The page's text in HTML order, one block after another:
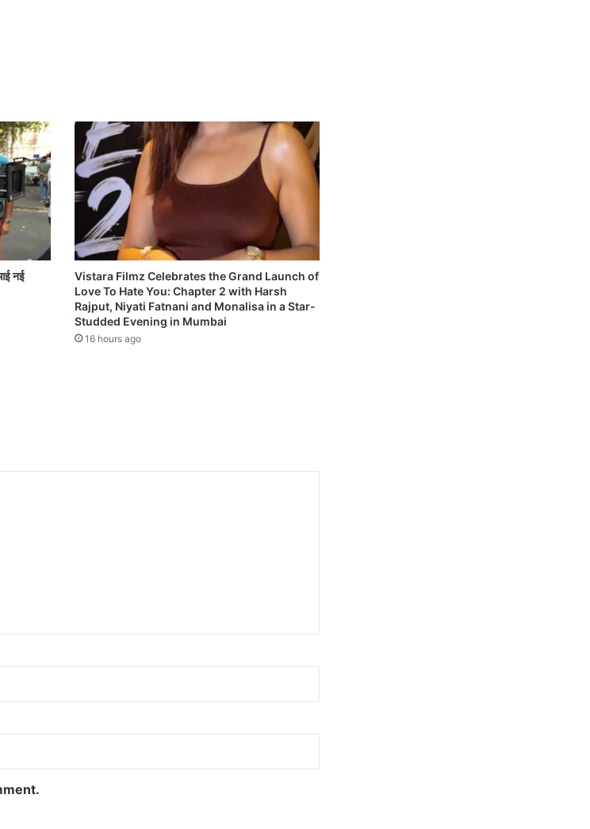
नई
Vistara Filmz Celebrates the Grand Launch of
Love To Hate You: Chapter 2 with Harsh
Rajput, Niyati Fatnani and Monalisa in a Star-
Studded Evening in Mumbai
16 hours ago